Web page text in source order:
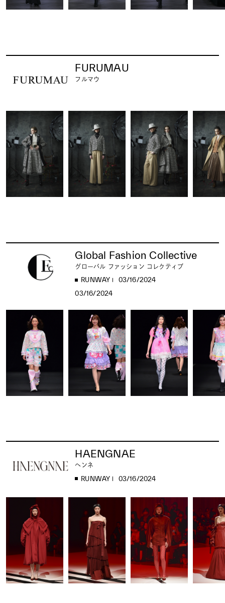
FURUMAU
フルマウ
Global Fashion Collective
グローバル ファッション コレクティブ
RUNWAY
03/16/2024
03/16/2024
HAENGNAE
ヘンネ
RUNWAY 03/16/2024